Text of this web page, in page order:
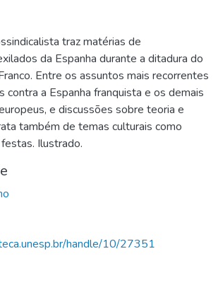
traz matérias de
da Espanha durante a ditadura do
Entre os assuntos mais recorrentes
a Espanha franquista e os demais
e discussões sobre teoria e
também de temas culturais como
Ilustrado.
handle/10/27351